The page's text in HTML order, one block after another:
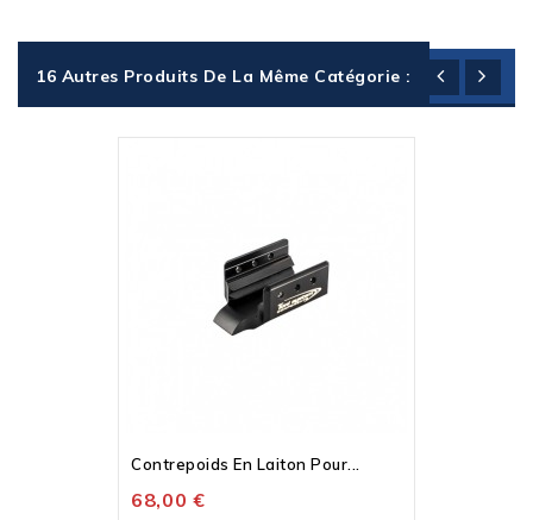
16 Autres Produits De La Même Catégorie :
Contrepoids En Laiton Pour...
68,00 €